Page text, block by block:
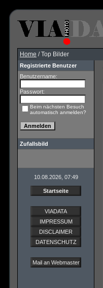
Home / Top Bilder
Registrierte Benutzer
Benutzername:
Passwort:
Beim nächsten Besuch
automatisch anmelden?
Zufallsbild
10.08.2026, 07:49
Startseite
VIADATA
IMPRESSUM
DISCLAIMER
DATENSCHUTZ
Mail an Webmaster